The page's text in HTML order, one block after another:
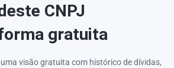
CNPJ
gratuita
visão gratuita com histórico de dívidas,